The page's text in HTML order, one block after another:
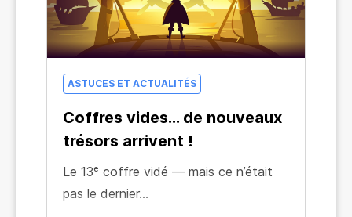
ASTUCES ET ACTUALITÉS
Coffres vides… de nouveaux
trésors arrivent !
Le 13ᵉ coffre vidé — mais ce n’était
pas le dernier…